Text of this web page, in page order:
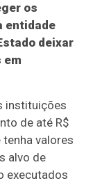
os
entidade
deixar
em
instituições
de até R$
valores
alvo de
executados